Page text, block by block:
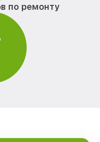
по ремонту